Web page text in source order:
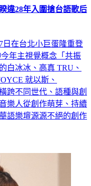
違28年入圍搶台語歌后
日在台北小巨蛋隆重登
年主視覺概念「共振
白冰冰、高真 TRU、
就以斯、
跨不同世代、語種與創
樂人從創作萌芽、持續
語樂壇源源不絕的創作